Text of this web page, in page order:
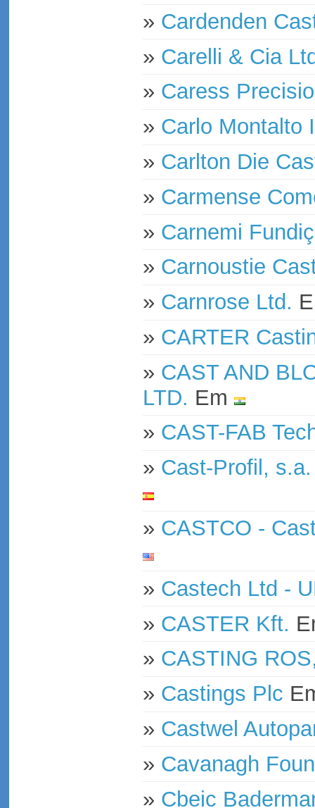
» Cardenden
» Carelli & Cia
» Caress
» Carlo Montalto
» Carlton Die
» Carmense
» Carnemi
» Carnoustie
» Carnrose Ltd.
» CARTER
» CAST AND
LTD. Em
» CAST-FAB
» Cast-Profil,
» CASTCO -
» Castech Ltd -
» CASTER Kft.
» CASTING
» Castings Plc
» Castwel
» Cavanagh
» Cbeic